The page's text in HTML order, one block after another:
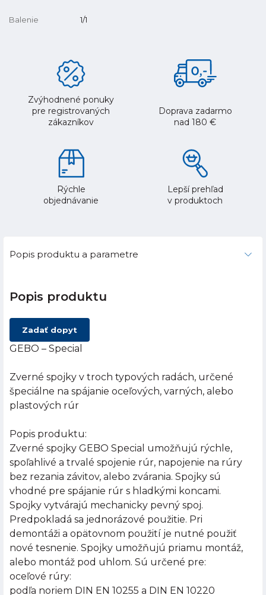
Balenie 1/1
Zvýhodnené ponuky
pre registrovaných
zákazníkov
Doprava zadarmo
nad 180 €
Rýchle
objednávanie
Lepší prehľad
v produktoch
Popis produktu a parametre
Popis produktu
Zadať dopyt
GEBO – Special
Zverné spojky v troch typových radách, určené
špeciálne na spájanie oceľových, varných, alebo
plastových rúr
Popis produktu:
Zverné spojky GEBO Special umožňujú rýchle,
spoľahlivé a trvalé spojenie rúr, napojenie na rúry
bez rezania závitov, alebo zvárania. Spojky sú
vhodné pre spájanie rúr s hladkými koncami.
Spojky vytvárajú mechanicky pevný spoj.
Predpokladá sa jednorázové použitie. Pri
demontáži a opätovnom použití je nutné použiť
nové tesnenie. Spojky umožňujú priamu montáž,
alebo montáž pod uhlom. Sú určené pre:
oceľové rúry:
podľa noriem DIN EN 10255 a DIN EN 10220